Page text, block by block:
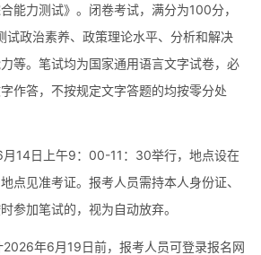
能力测试》。闭卷考试，满分为100分，
试政治素养、政策理论水平、分析和解决
等。笔试均为国家通用语言文字试卷，必
作答，不按规定文字答题的均按零分处
14日上午9：00-11：30举行，地点设在
点见准考证。报考人员需持本人身份证、
参加笔试的，视为自动放弃。
年6月19日前，报考人员可登录报名网